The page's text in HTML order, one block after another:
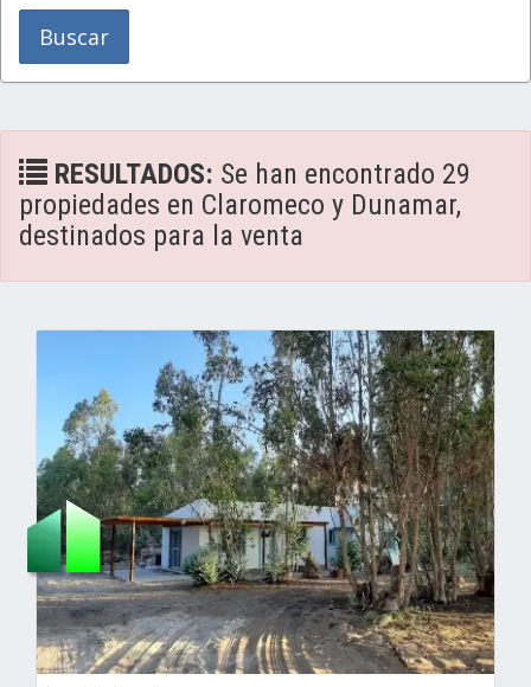
Buscar
RESULTADOS: Se han encontrado 29
propiedades en Claromeco y Dunamar,
destinados para la venta